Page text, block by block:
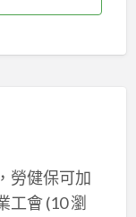
勞健保可加
工會 (10 瀏